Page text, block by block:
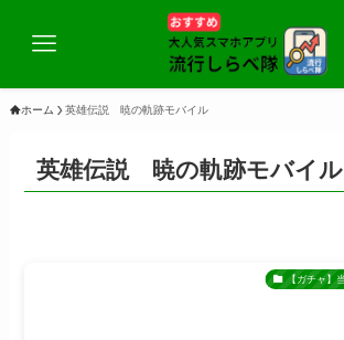
ホーム 英雄伝説 暁の軌跡モバイル
英雄伝説 暁の軌跡モバイル
【ガチャ】